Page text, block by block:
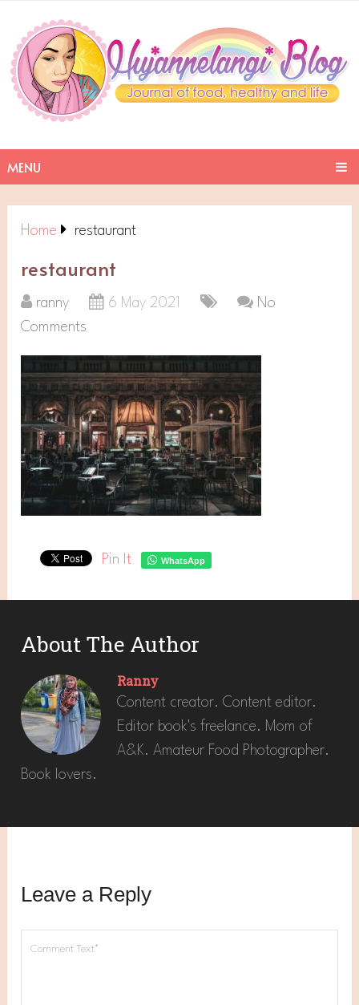
MENU
Home restaurant
restaurant
ranny 6 May 2021
No
Comments
Pin It WhatsApp
About The Author
Ranny
Content creator. Content editor.
Editor book's freelance. Mom of
A&K. Amateur Food Photographer.
Book lovers.
Leave a Reply